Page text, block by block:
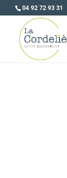
04 92 72 93 31